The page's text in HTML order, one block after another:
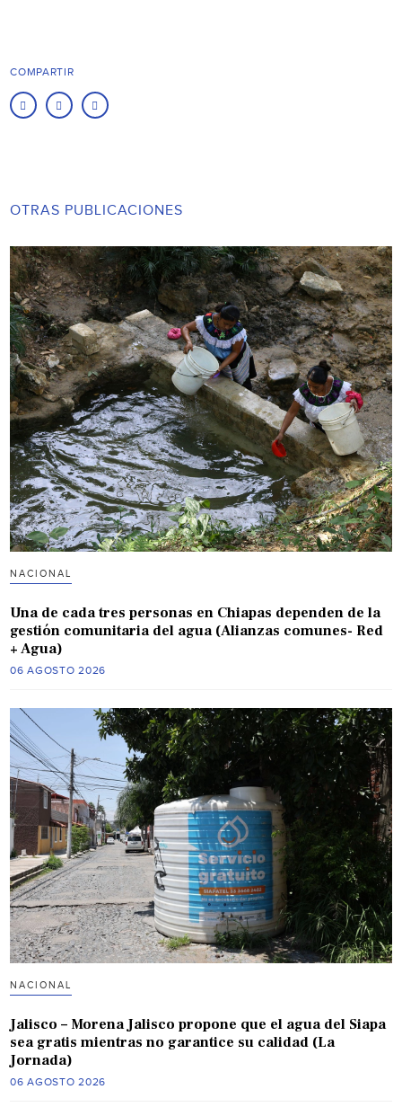
COMPARTIR
OTRAS PUBLICACIONES
NACIONAL
Una de cada tres personas en Chiapas dependen de la
gestión comunitaria del agua (Alianzas comunes- Red
+ Agua)
06 AGOSTO 2026
NACIONAL
Jalisco – Morena Jalisco propone que el agua del Siapa
sea gratis mientras no garantice su calidad (La
Jornada)
06 AGOSTO 2026